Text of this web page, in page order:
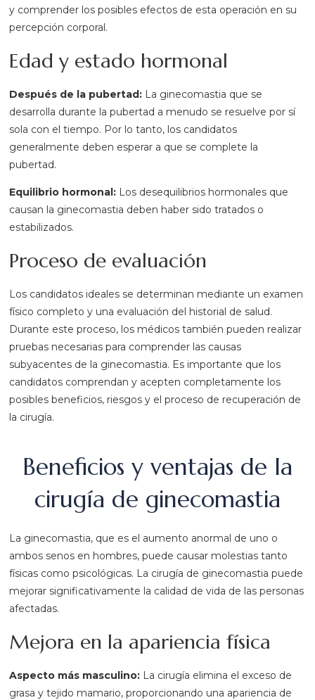
y comprender los posibles efectos de esta operación en su
percepción corporal.
Edad y estado hormonal
Después de la pubertad: La ginecomastia que se
desarrolla durante la pubertad a menudo se resuelve por sí
sola con el tiempo. Por lo tanto, los candidatos
generalmente deben esperar a que se complete la
pubertad.
Equilibrio hormonal: Los desequilibrios hormonales que
causan la ginecomastia deben haber sido tratados o
estabilizados.
Proceso de evaluación
Los candidatos ideales se determinan mediante un examen
físico completo y una evaluación del historial de salud.
Durante este proceso, los médicos también pueden realizar
pruebas necesarias para comprender las causas
subyacentes de la ginecomastia. Es importante que los
candidatos comprendan y acepten completamente los
posibles beneficios, riesgos y el proceso de recuperación de
la cirugía.
Beneficios y ventajas de la
cirugía de ginecomastia
La ginecomastia, que es el aumento anormal de uno o
ambos senos en hombres, puede causar molestias tanto
físicas como psicológicas. La cirugía de ginecomastia puede
mejorar significativamente la calidad de vida de las personas
afectadas.
Mejora en la apariencia física
Aspecto más masculino: La cirugía elimina el exceso de
grasa y tejido mamario, proporcionando una apariencia de